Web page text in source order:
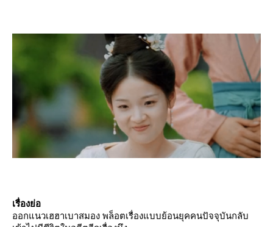
เรื่องย่อ
ออกแนวเฮฮาเบาสมอง พล็อตเรื่องแบบย้อนยุคคนปัจจุบันกลับ